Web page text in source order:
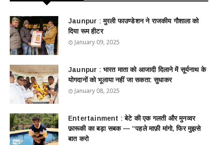
Jaunpur : ​मुरली फाउण्डेशन ने राजकीय गौशाला को
दिया रूम हीटर
January 09, 2025
Jaunpur : ​भारत माता को आजादी दिलाने में सूर्यनाथ के
योगदानों को भूलाया नहीं जा सकता: सुधाकर
January 08, 2025
Entertainment : बेटे की एक गलती और मुनव्वर
फ़ारूकी का बड़ा सबक — “पहले माफ़ी मांगो, फिर मुझसे
बात करो